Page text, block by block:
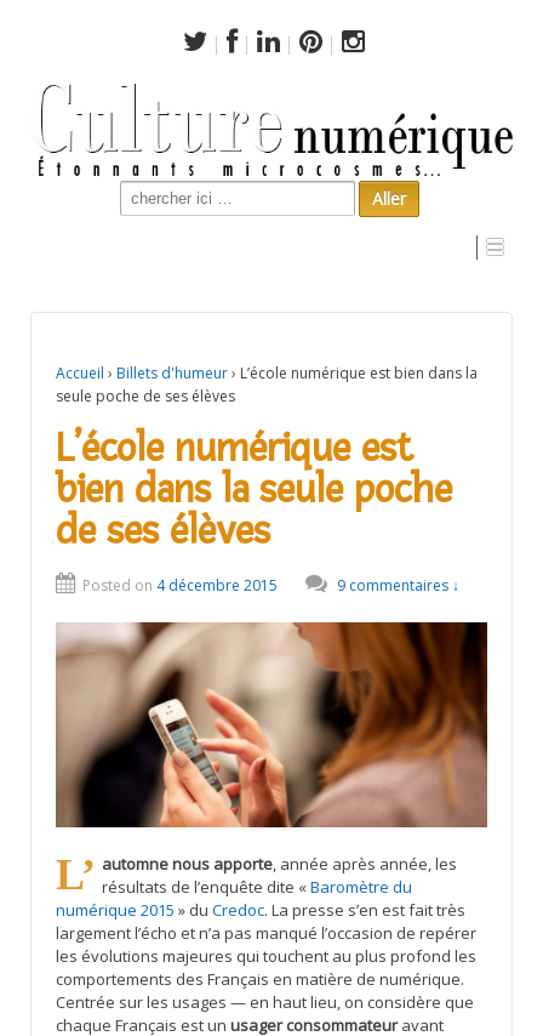
Search
for:
Accueil › Billets d'humeur› L’école numérique est bien dans la
seule poche de ses élèves
L’école numérique est
bien dans la seule poche
de ses élèves
Posted on 4 décembre 2015 9 commentaires ↓
L’automne nous apporte, année après année, les
résultats de l’enquête dite «Baromètre du
numérique 2015 » du Credoc. La presse s’en est fait très
largement l’écho et n’a pas manqué l’occasion de repérer
les évolutions majeures qui touchent au plus profond les
comportements des Français en matière de numérique.
Centrée sur les usages — en haut lieu, on considère que
chaque Français est un usager consommateuravant